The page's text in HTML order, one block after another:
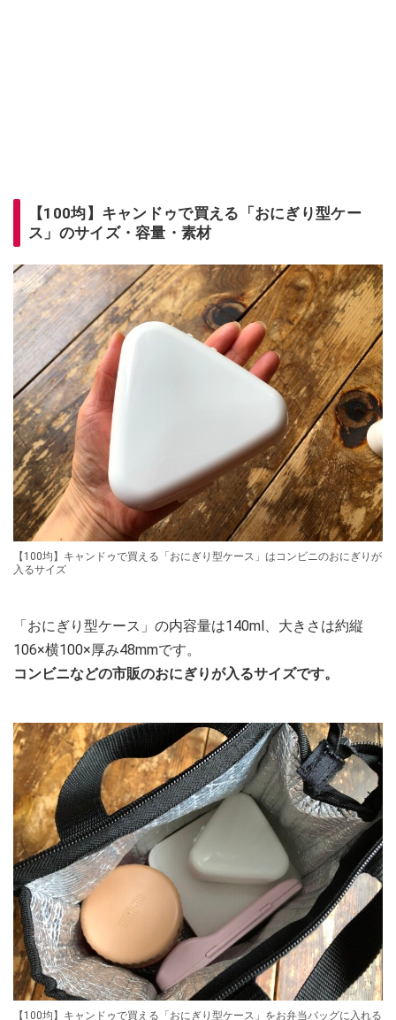
【100均】キャンドゥで買える「おにぎり型ケー
ス」のサイズ・容量・素材
【100均】キャンドゥで買える「おにぎり型ケース」はコンビニのおにぎりが
入るサイズ
「おにぎり型ケース」の内容量は140ml、大きさは約縦
106×横100×厚み48mmです。
コンビニなどの市販のおにぎりが入るサイズです。
【100均】キャンドゥで買える「おにぎり型ケース」をお弁当バッグに入れる